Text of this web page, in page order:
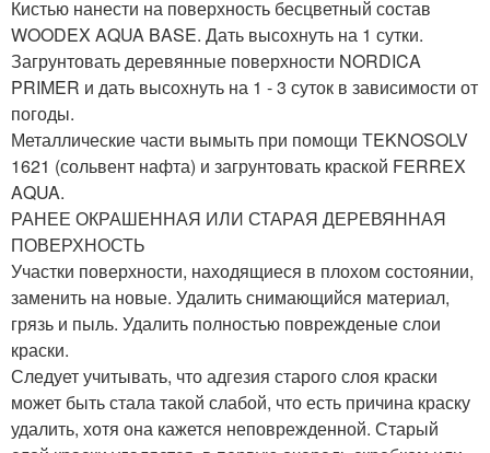
Кистью нанести на поверхность бесцветный состав
WOODEX AQUA BASE. Дать высохнуть на 1 сутки.
Загрунтовать деревянные поверхности NORDICA
PRIMER и дать высохнуть на 1 - 3 суток в зависимости от
погоды.
Металлические части вымыть при помощи ТEKNOSOLV
1621 (сольвент нафта) и загрунтовать краской FERREX
AQUA.
РАНЕЕ ОКРАШЕННАЯ ИЛИ СТАРАЯ ДЕРЕВЯННАЯ
ПОВЕРХНОСТЬ
Участки поверхности, находящиеся в плохом состоянии,
заменить на новые. Удалить снимающийся материал,
грязь и пыль. Удалить полностью поврежденые слои
краски.
Следует учитывать, что адгезия старого слоя краски
может быть стала такой слабой, что есть причина краску
удалить, хотя она кажется неповрежденной. Старый